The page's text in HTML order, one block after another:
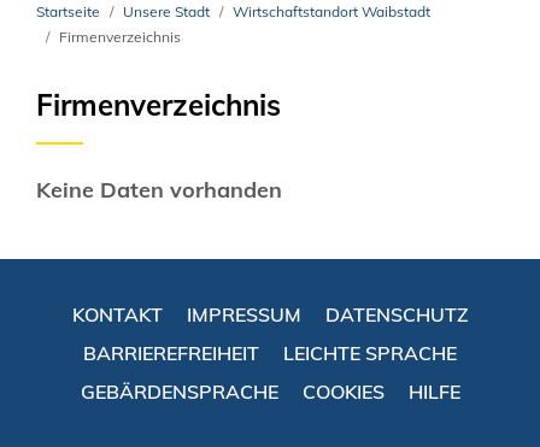
Startseite Unsere Stadt
Wirtschaftstandort Waibstadt
Firmenverzeichnis
Firmenverzeichnis
Keine Daten vorhanden
KONTAKT IMPRESSUM
DATENSCHUTZ
BARRIEREFREIHEIT
LEICHTE SPRACHE
GEBÄRDENSPRACHE
COOKIES HILFE